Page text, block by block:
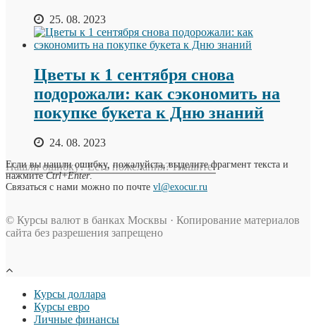
25. 08. 2023
Цветы к 1 сентября снова
подорожали: как сэкономить на
покупке букета к Дню знаний
24. 08. 2023
Нашли ошибку? Есть пожелания? Пишите!
Если вы нашли ошибку, пожалуйста, выделите фрагмент текста и
нажмитеCtrl+Enter.
Связаться с нами можно по почте vl@exocur.ru
© Курсы валют в банках Москвы · Копирование материалов
сайта без разрешения запрещено
Курсы доллара
Курсы евро
Личные финансы